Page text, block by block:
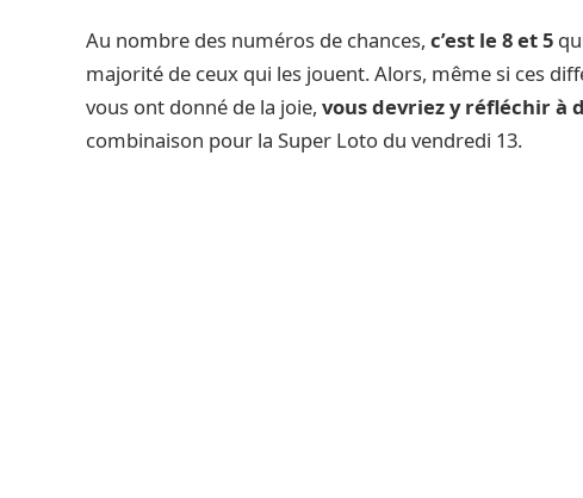
Au nombre des numéros de chances, c’est le 8 et 5
majorité de ceux qui les jouent. Alors, même si ces
vous ont donné de la joie, vous devriez y réfléchir à
combinaison pour la Super Loto du vendredi 13.